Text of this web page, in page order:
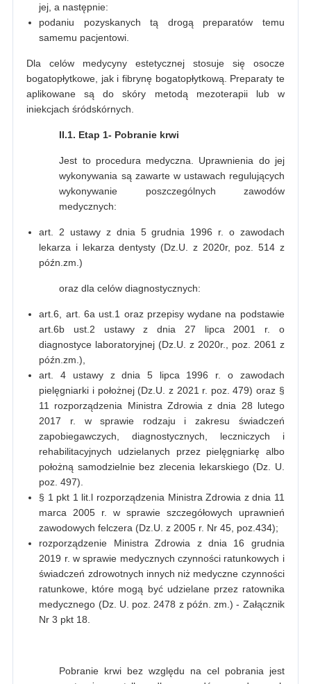
jej, a następnie:
podaniu pozyskanych tą drogą preparatów temu
samemu pacjentowi.
Dla celów medycyny estetycznej stosuje się osocze
bogatopłytkowe, jak i fibrynę bogatopłytkową. Preparaty te
aplikowane są do skóry metodą mezoterapii lub w
iniekcjach śródskórnych.
II.1. Etap 1- Pobranie krwi
Jest to procedura medyczna. Uprawnienia do jej
wykonywania są zawarte w ustawach regulujących
wykonywanie poszczególnych zawodów
medycznych:
art. 2 ustawy z dnia 5 grudnia 1996 r. o zawodach
lekarza i lekarza dentysty (Dz.U. z 2020r, poz. 514 z
późn.zm.)
oraz dla celów diagnostycznych:
art.6, art. 6a ust.1 oraz przepisy wydane na podstawie
art.6b ust.2 ustawy z dnia 27 lipca 2001 r. o
diagnostyce laboratoryjnej (Dz.U. z 2020r., poz. 2061 z
późn.zm.),
art. 4 ustawy z dnia 5 lipca 1996 r. o zawodach
pielęgniarki i położnej (Dz.U. z 2021 r. poz. 479) oraz §
11 rozporządzenia Ministra Zdrowia z dnia 28 lutego
2017 r. w sprawie rodzaju i zakresu świadczeń
zapobiegawczych, diagnostycznych, leczniczych i
rehabilitacyjnych udzielanych przez pielęgniarkę albo
położną samodzielnie bez zlecenia lekarskiego (Dz. U.
poz. 497).
§ 1 pkt 1 lit.l rozporządzenia Ministra Zdrowia z dnia 11
marca 2005 r. w sprawie szczegółowych uprawnień
zawodowych felczera (Dz.U. z 2005 r. Nr 45, poz.434);
rozporządzenie Ministra Zdrowia z dnia 16 grudnia
2019 r. w sprawie medycznych czynności ratunkowych i
świadczeń zdrowotnych innych niż medyczne czynności
ratunkowe, które mogą być udzielane przez ratownika
medycznego (Dz. U. poz. 2478 z późn. zm.) - Załącznik
Nr 3 pkt 18.
Pobranie krwi bez względu na cel pobrania jest